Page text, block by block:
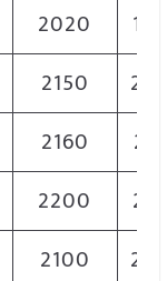
2020
2150
2160
2200
2100